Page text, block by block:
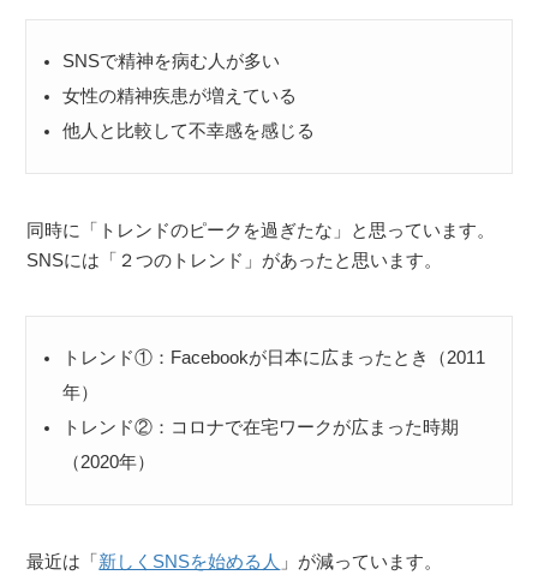
SNSで精神を病む人が多い
女性の精神疾患が増えている
他人と比較して不幸感を感じる
同時に「トレンドのピークを過ぎたな」と思っています。
SNSには「２つのトレンド」があったと思います。
トレンド①：Facebookが日本に広まったとき（2011
年）
トレンド②：コロナで在宅ワークが広まった時期
（2020年）
最近は「 新しくSNSを始める人 」が減っています。